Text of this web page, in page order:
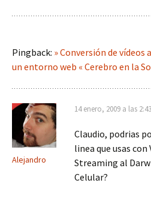
Pingback: » Conversión de vídeos
un entorno web « Cerebro en la
Alejandro
14 enero, 2009 a las
Claudio, podrias
linea que usas con
Streaming al
Celular?